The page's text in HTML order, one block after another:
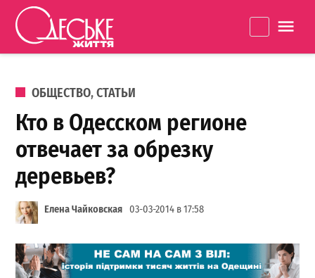
Перейти к содержанию
життя
ОПУБЛИКОВАНО В
ОБЩЕСТВО,СТАТЬИ
Кто в Одесском регионе
отвечает за обрезку
деревьев?
Елена Чайковская 03-03-2014 в 17:58